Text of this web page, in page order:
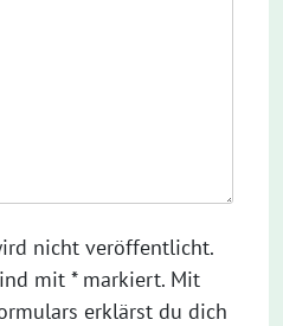
nicht veröffentlicht.
mit * markiert. Mit
erklärst du dich